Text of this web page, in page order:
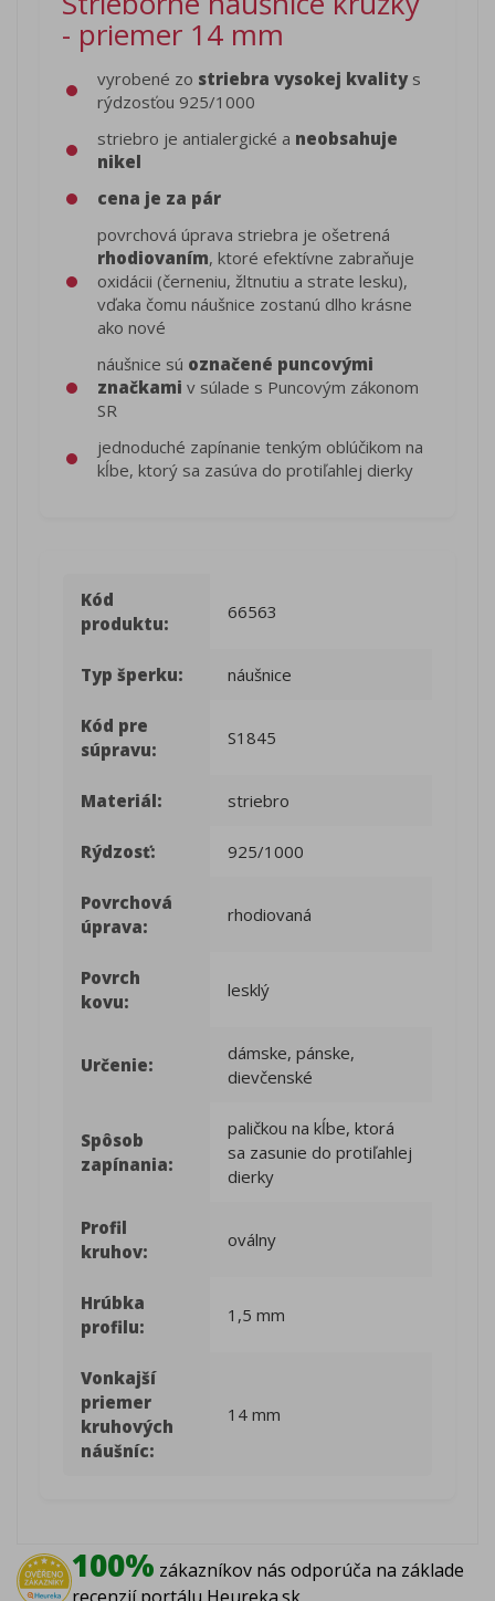
- priemer 14 mm
vyrobené zo striebra vysokej kvalitys
rýdzosťou 925/1000
striebro je antialergické a neobsahuje
nikel
cena je za pár
povrchová úprava striebra je ošetrená
rhodiovaním, ktoré efektívne zabraňuje
oxidácii (černeniu, žltnutiu a strate lesku),
vďaka čomu náušnice zostanú dlho krásne
ako nové
náušnice sú označené puncovými
značkami v súlade s Puncovým zákonom
SR
jednoduché zapínanie tenkým oblúčikom na
kĺbe, ktorý sa zasúva do protiľahlej dierky
Kód
produktu:
66563
Typ šperku: náušnice
Kód pre
súpravu:
S1845
Materiál: striebro
Rýdzosť: 925/1000
Povrchová
úprava:
rhodiovaná
Povrch
kovu:
lesklý
Určenie:
dámske, pánske,
dievčenské
Spôsob
zapínania:
paličkou na kĺbe, ktorá
sa zasunie do protiľahlej
dierky
Profil
kruhov:
oválny
Hrúbka
profilu:
1,5 mm
Vonkajší
priemer
kruhových
náušníc:
14 mm
100% zákazníkov nás odporúča na základe